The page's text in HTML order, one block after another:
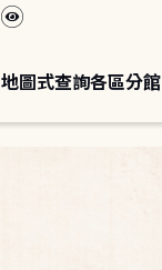
地圖式查詢各區分館